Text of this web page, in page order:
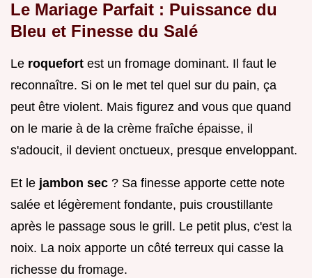
Le Mariage Parfait : Puissance du
Bleu et Finesse du Salé
Le roquefort est un fromage dominant. Il faut le
reconnaître. Si on le met tel quel sur du pain, ça
peut être violent. Mais figurez and vous que quand
on le marie à de la crème fraîche épaisse, il
s'adoucit, il devient onctueux, presque enveloppant.
Et le jambon sec ? Sa finesse apporte cette note
salée et légèrement fondante, puis croustillante
après le passage sous le grill. Le petit plus, c'est la
noix. La noix apporte un côté terreux qui casse la
richesse du fromage.